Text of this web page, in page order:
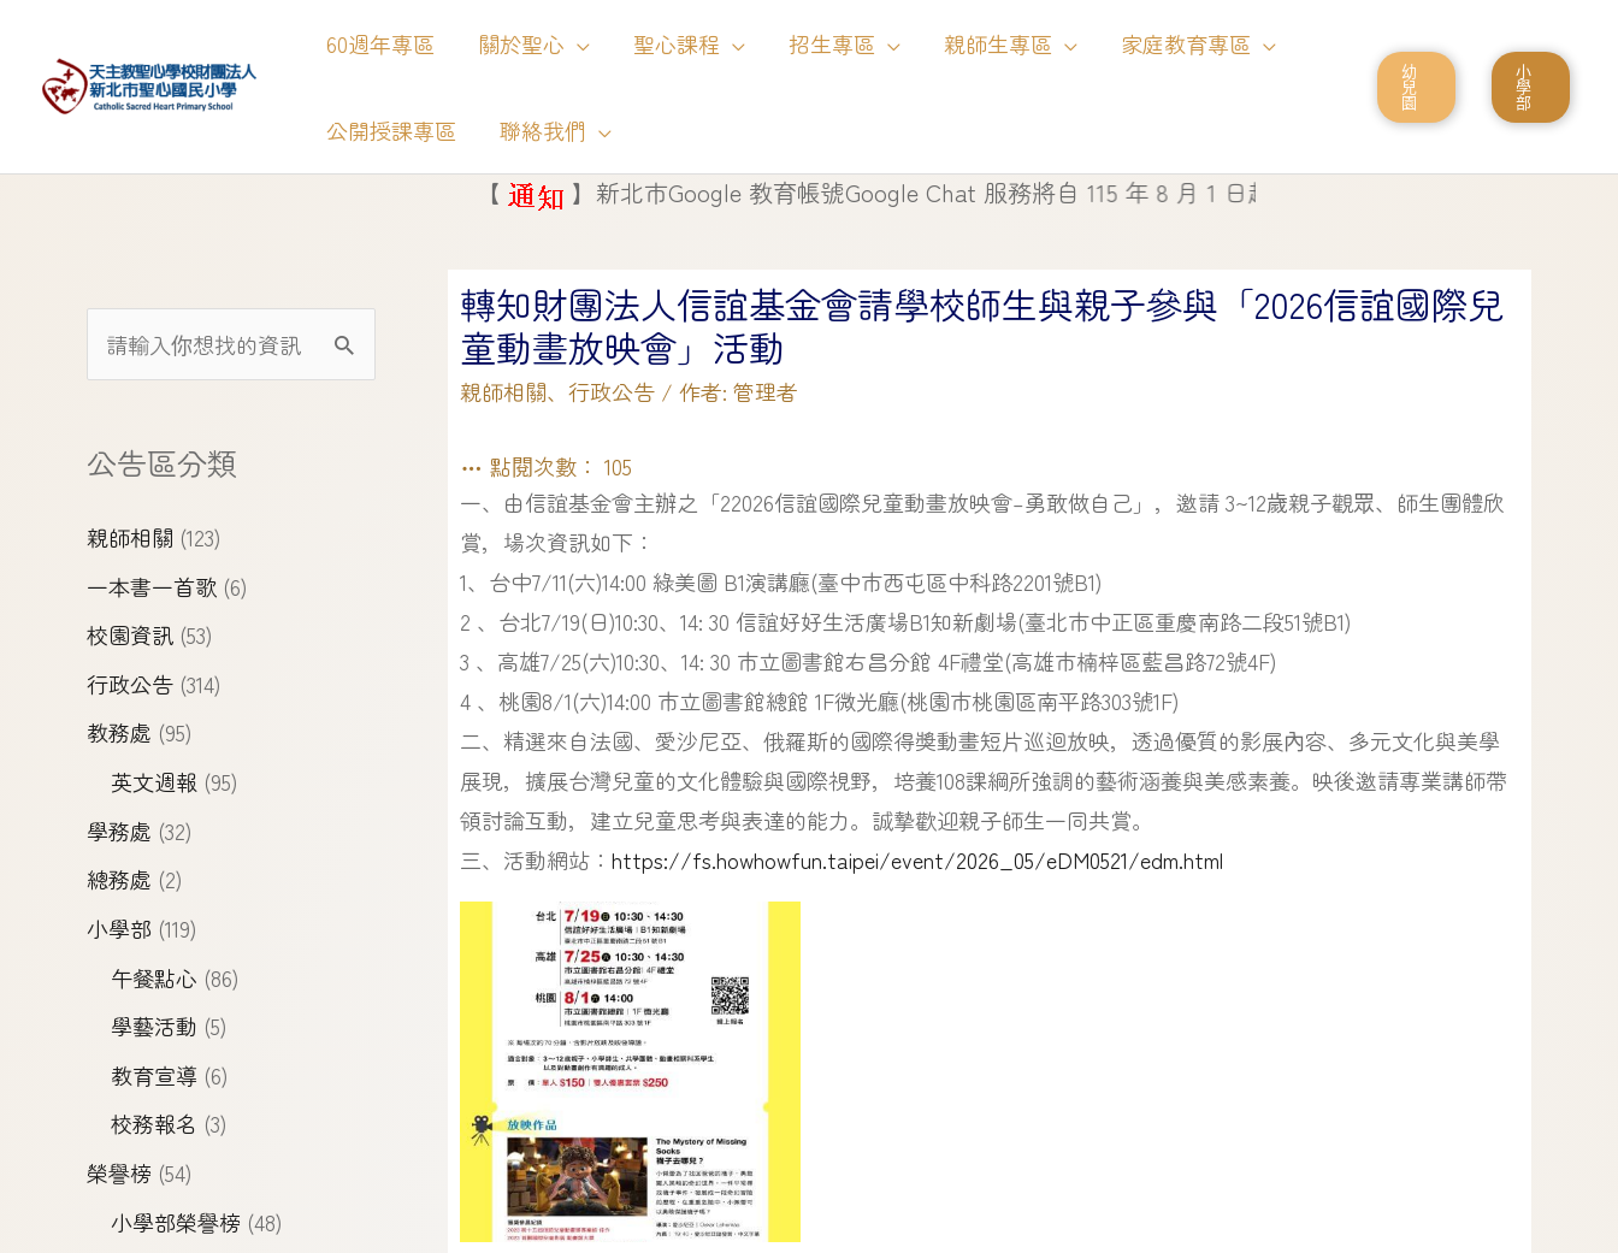
60週年專區 關於聖心 聖心課程 招生專區 親師生專區 家庭教育專區
公開授課專區 聯絡我們
幼
兒
園
小
學
部
】新北市Google 教育帳號Google Chat 服務將自 115 年 8 月 1 日起停止使用
公告區分類
親師相關 (123)
一本書一首歌 (6)
校園資訊 (53)
行政公告 (314)
教務處 (95)
英文週報 (95)
學務處 (32)
總務處 (2)
小學部 (119)
午餐點心 (86)
學藝活動 (5)
教育宣導 (6)
校務報名 (3)
榮譽榜 (54)
小學部榮譽榜 (48)
轉知財團法人信誼基金會請學校師生與親子參與「2026信誼國際兒
童動畫放映會」活動
親師相關、 行政公告 / 作者: 管理者
點閱次數： 105
一、由信誼基金會主辦之「22026信誼國際兒童動畫放映會–勇敢做自己」，邀請 3~12歲親子觀眾、師生團體欣
賞，場次資訊如下：
1、台中7/11(六)14:00 綠美圖 B1演講廳(臺中市西屯區中科路2201號B1)
2 、台北7/19(日)10:30、14: 30 信誼好好生活廣場B1知新劇場(臺北市中正區重慶南路二段51號B1)
3 、高雄7/25(六)10:30、14: 30 市立圖書館右昌分館 4F禮堂(高雄市楠梓區藍昌路72號4F)
4 、桃園8/1(六)14:00 市立圖書館總館 1F微光廳(桃園市桃園區南平路303號1F)
二、精選來自法國、愛沙尼亞、俄羅斯的國際得獎動畫短片巡迴放映，透過優質的影展內容、多元文化與美學
展現，擴展台灣兒童的文化體驗與國際視野，培養108課綱所強調的藝術涵養與美感素養。映後邀請專業講師帶
領討論互動，建立兒童思考與表達的能力。誠摯歡迎親子師生一同共賞。
三、活動網站： https://fs.howhowfun.taipei/event/2026_05/eDM0521/edm.html